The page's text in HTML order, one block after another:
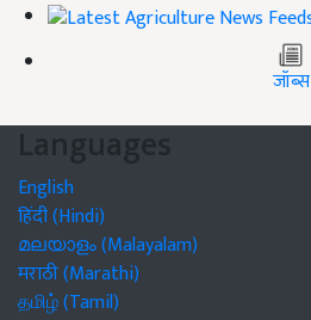
जॉब्स
Languages
English
हिंदी (Hindi)
മലയാളം (Malayalam)
मराठी (Marathi)
தமிழ் (Tamil)